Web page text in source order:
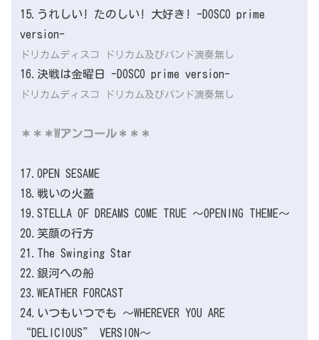
15.うれしい! たのしい! 大好き! -DOSCO prime
version-
ドリカムディスコ ドリカム及びバンド演奏無し
16.決戦は金曜日 -DOSCO prime version-
ドリカムディスコ ドリカム及びバンド演奏無し
＊＊＊Wアンコール＊＊＊
17.OPEN SESAME
18.戦いの火蓋
19.STELLA OF DREAMS COME TRUE ～OPENING THEME～
20.笑顔の行方
21.The Swinging Star
22.銀河への船
23.WEATHER FORCAST
24.いつもいつでも ～WHEREVER YOU ARE
“DELICIOUS” VERSION～